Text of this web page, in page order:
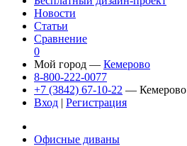
Новости
Статьи
Сравнение
0
Мой город — Кемерово
8-800-222-0077
+7 (3842) 67-10-22 — Кемерово
Вход | Регистрация
Офисные диваны